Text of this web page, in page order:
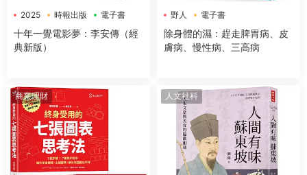
2025 時報出版 電子書
十年一覺電影夢：李安傳（經
典新版）
野人 電子書
除身體的濕：趕走脾胃病、皮
膚病、慢性病、三高病
商業理財 人文社科